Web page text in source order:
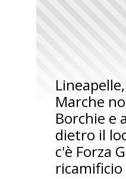
Marche
Borchie e
dietro il
c'è Forza